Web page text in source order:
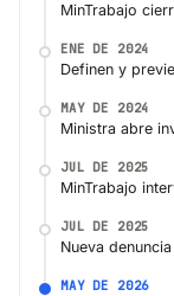
MinTrabajo
ENE DE 2024
Definen y
MAY DE 2024
Ministra abre
JUL DE 2025
MinTrabajo
JUL DE 2025
Nueva
MAY DE 2026